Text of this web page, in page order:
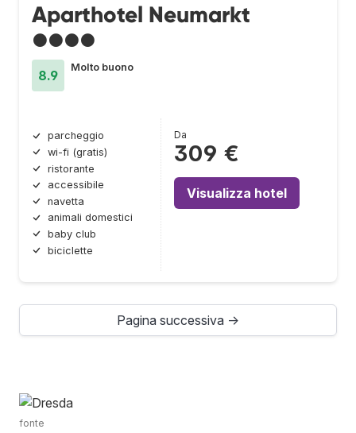
Aparthotel Neumarkt
●●●●
8.9
Molto buono
parcheggio
wi-fi (gratis)
ristorante
accessibile
navetta
animali domestici
baby club
biciclette
Da
309 €
Visualizza hotel
Pagina successiva →
fonte